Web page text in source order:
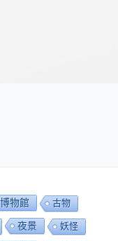
博物館 古物
夜景 妖怪